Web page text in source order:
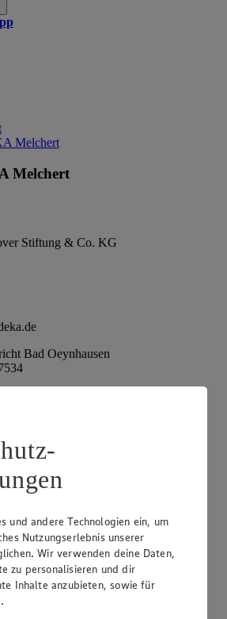
Melchert
Melchert
Stiftung & Co. KG
Bad Oeynhausen
gem. § 27a UStG: DE
Rosenkranz (Sprecher), Eileen
Ulf-U. Plath
Wohler (Vorstandsmitglied), Marc
Holding GmbH
Bad Oeynhausen
und andere Technologien ein, um
Nutzungserlebnis unserer
Wir verwenden deine Daten,
zu personalisieren und dir
Inhalte anzubieten, sowie für